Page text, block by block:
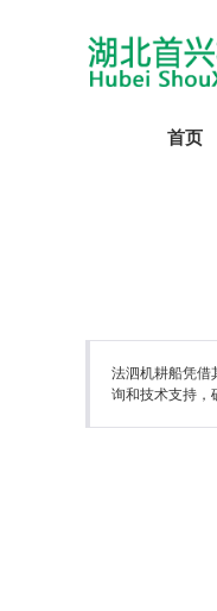
首页
法泗机耕船凭借
询和技术支持，